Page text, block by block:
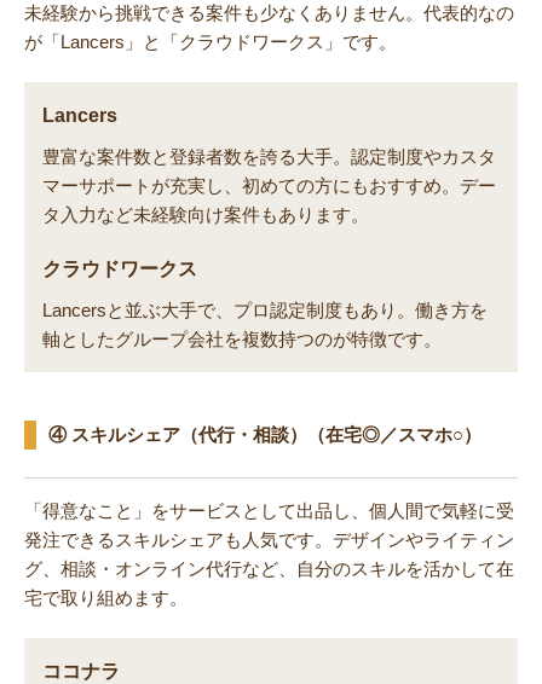
未経験から挑戦できる案件も少なくありません。代表的なの
が「Lancers」と「クラウドワークス」です。
Lancers
豊富な案件数と登録者数を誇る大手。認定制度やカスタ
マーサポートが充実し、初めての方にもおすすめ。デー
タ入力など未経験向け案件もあります。
クラウドワークス
Lancersと並ぶ大手で、プロ認定制度もあり。働き方を
軸としたグループ会社を複数持つのが特徴です。
④ スキルシェア（代行・相談）（在宅◎／スマホ○）
「得意なこと」をサービスとして出品し、個人間で気軽に受
発注できるスキルシェアも人気です。デザインやライティン
グ、相談・オンライン代行など、自分のスキルを活かして在
宅で取り組めます。
ココナラ